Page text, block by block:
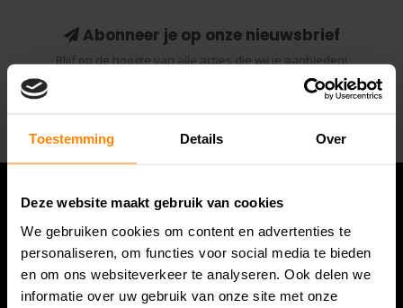
Toestemming Details Over
Deze website maakt gebruik van cookies
We gebruiken cookies om content en advertenties te
personaliseren, om functies voor social media te bieden
en om ons websiteverkeer te analyseren. Ook delen we
informatie over uw gebruik van onze site met onze
Abonneer je op onze nieuwsbrief
Blijf op de hoogte van alle acties die wij je aanbieden!
Abonneer